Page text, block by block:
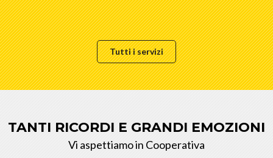
Tutti i servizi
TANTI RICORDI E GRANDI EMOZIONI
Vi aspettiamo in Cooperativa